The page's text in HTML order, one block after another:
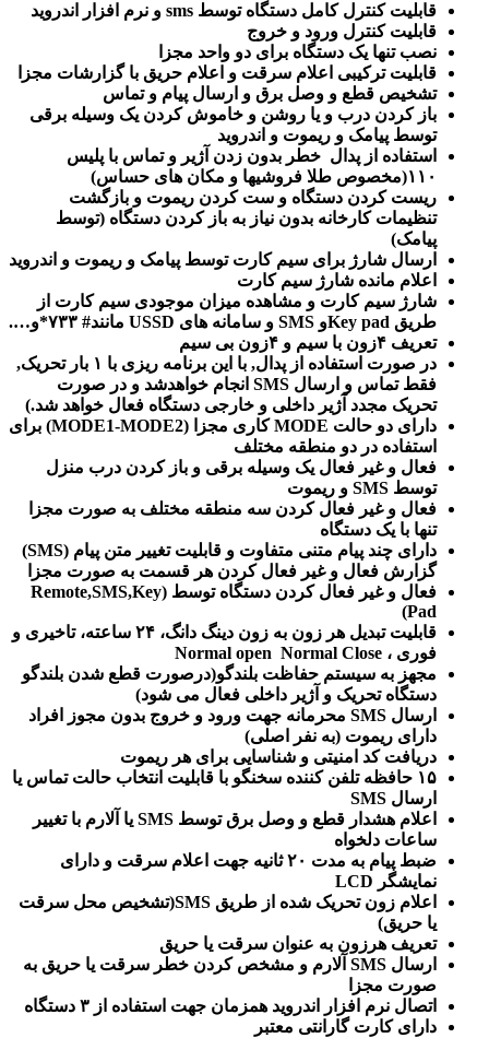
قابلیت کنترل کامل دستگاه توسط sms و نرم افزار اندروید
قابلیت کنترل ورود و خروج
نصب تنها یک دستگاه برای دو واحد مجزا
قابلیت ترکیبی اعلام سرقت و اعلام حریق با گزارشات مجزا
تشخیص قطع و وصل برق و ارسال پیام و تماس
باز کردن درب و یا روشن و خاموش کردن یک وسیله برقی
توسط پیامک و ریموت و اندروید
استفاده از پدال خطر بدون زدن آژیر و تماس با پلیس
۱۱۰(مخصوص طلا فروشیها و مکان های حساس)
ریست کردن دستگاه و ست کردن ریموت و بازگشت
تنظیمات کارخانه بدون نیاز به باز کردن دستگاه (توسط
پیامک)
ارسال شارژ برای سیم کارت توسط پیامک و ریموت و اندروید
اعلام مانده شارژ سیم کارت
شارژ سیم کارت و مشاهده میزان موجودی سیم کارت از
طریق Key padو SMS و سامانه های USSD مانند# ۷۳۳*و….
تعریف ۴زون با سیم و ۴زون بی سیم
در صورت استفاده از پدال, با این برنامه ریزی با ۱ بار تحریک,
فقط تماس و ارسال SMS انجام خواهدشد و در صورت
تحریک مجدد آژیر داخلی و خارجی دستگاه فعال خواهد شد.)
دارای دو حالت MODE کاری مجزا (MODE1-MODE2) برای
استفاده در دو منطقه مختلف
فعال و غیر فعال یک وسیله برقی و باز کردن درب منزل
توسط SMS و ریموت
فعال و غیر فعال کردن سه منطقه مختلف به صورت مجزا
تنها با یک دستگاه
دارای چند پیام متنی متفاوت و قابلیت تغییر متن پیام (SMS)
گزارش فعال و غیر فعال کردن هر قسمت به صورت مجزا
فعال و غیر فعال کردن دستگاه توسط (Remote,SMS,Key
Pad)
قابلیت تبدیل هر زون به زون دینگ دانگ، ۲۴ ساعته، تاخیری و
فوری ، Normal open Normal Close
مجهز به سیستم حفاظت بلندگو(درصورت قطع شدن بلندگو
دستگاه تحریک و آژیر داخلی فعال می شود)
ارسال SMS محرمانه جهت ورود و خروج بدون مجوز افراد
دارای ریموت (به نفر اصلی)
دریافت کد امنیتی و شناسایی برای هر ریموت
۱۵ حافظه تلفن کننده سخنگو با قابلیت انتخاب حالت تماس یا
ارسال SMS
اعلام هشدار قطع و وصل برق توسط SMS یا آلارم با تغییر
ساعات دلخواه
ضبط پیام به مدت ۲۰ ثانیه جهت اعلام سرقت و دارای
نمایشگر LCD
اعلام زون تحریک شده از طریق SMS(تشخیص محل سرقت
یا حریق)
تعریف هرزون به عنوان سرقت یا حریق
ارسال SMS آلارم و مشخص کردن خطر سرقت یا حریق به
صورت مجزا
اتصال نرم افزار اندروید همزمان جهت استفاده از ۳ دستگاه
دارای کارت گارانتی معتبر